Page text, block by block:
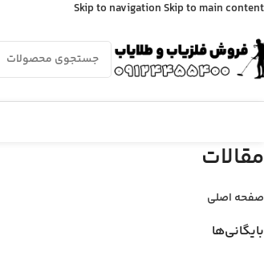
Skip to navigationSkip to main content
مقالات
صفحه اصلی
بایگانی‌ها